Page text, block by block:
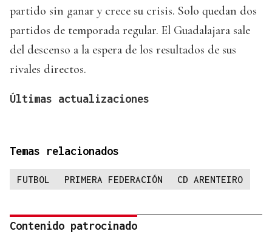
partido sin ganar y crece su crisis. Solo quedan dos
partidos de temporada regular. El Guadalajara sale
del descenso a la espera de los resultados de sus
rivales directos.
Últimas actualizaciones
Temas relacionados
FUTBOL PRIMERA FEDERACIÓN CD ARENTEIRO
Contenido patrocinado